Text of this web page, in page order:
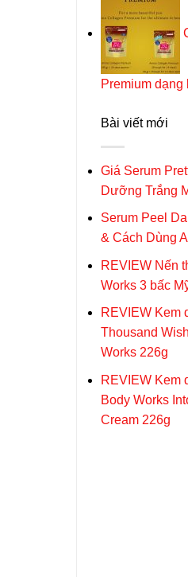
Premium dạng
Bài viết mới
Giá Serum
Dưỡng Trắng
Serum Peel
& Cách Dùng
REVIEW Nến
Works 3 bấc
REVIEW Kem
Thousand
Works 226g
REVIEW Kem
Body Works
Cream 226g